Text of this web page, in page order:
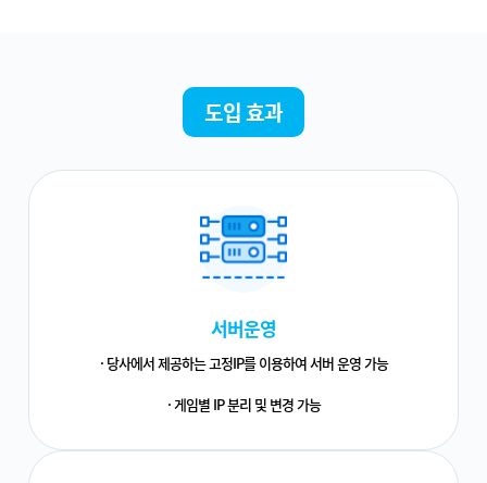
도입 효과
서버운영
· 당사에서 제공하는 고정IP를 이용하여 서버 운영 가능
· 게임별 IP 분리 및 변경 가능